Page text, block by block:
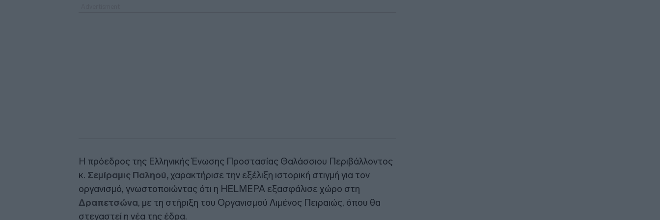
Η πρόεδρος της Ελληνικής Ένωσης Προστασίας Θαλάσσιου Περιβάλλοντος
κ. Σεμίραμις Παληού,χαρακτήρισε την εξέλιξη ιστορική στιγμή για τον
οργανισμό, γνωστοποιώντας ότι η HELMEPA εξασφάλισε χώρο στη
Δραπετσώνα, με τη στήριξη του Οργανισμού Λιμένος Πειραιώς, όπου θα
στεγαστεί η νέα της έδρα.